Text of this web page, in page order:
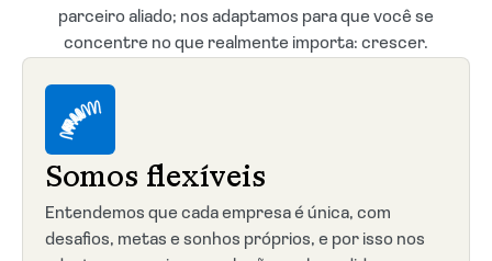
parceiro aliado; nos adaptamos para que você se
concentre no que realmente importa: crescer.
Somos flexíveis
Entendemos que cada empresa é única, com
desafios, metas e sonhos próprios, e por isso nos